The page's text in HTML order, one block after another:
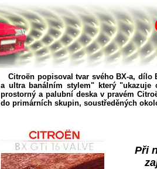
Citroën popisoval tvar svého BX-a, dílo
a ultra banálním stylem" který
prostorný a palubní deska v pravém
do primárních skupin, soustředěných
Při